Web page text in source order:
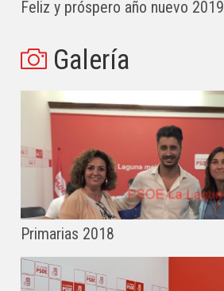
Feliz y próspero año nuevo 2019
Galería
Primarias 2018